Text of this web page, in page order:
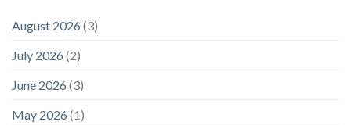
August 2026 (3)
July 2026 (2)
June 2026 (3)
May 2026 (1)